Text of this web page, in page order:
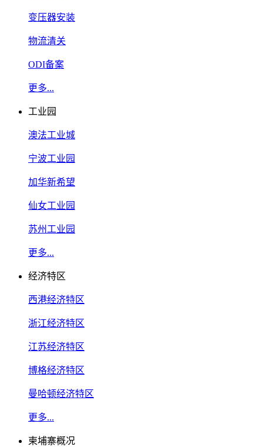
变压器安装
物流清关
ODI备案
更多...
工业园
澳法工业城
宁波工业园
加华新希望
仙女工业园
苏州工业园
更多...
经济特区
西港经济特区
浙江经济特区
江苏经济特区
博格经济特区
曼哈顿经济特区
更多...
柬埔寨概况